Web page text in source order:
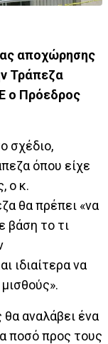
αποχώρησης
Τράπεζα
ο Πρόεδρος
σχέδιο,
όπου είχε
ο κ.
θα πρέπει «να
βάση το τι
ιδιαίτερα να
αναλάβει ένα
ποσό προς τους